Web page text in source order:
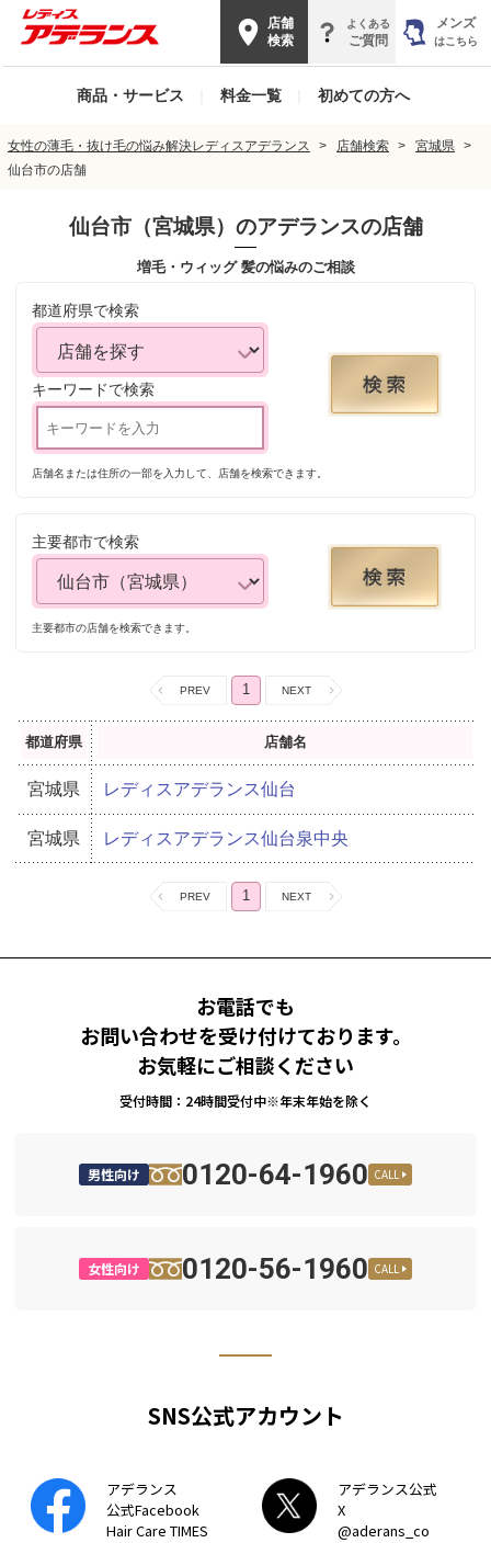
店舗
検索
よくある
ご質問
メンズ
はこちら
商品・サービス 料金一覧 初めての方へ
女性の薄毛・抜け毛の悩み解決レディスアデランス 店舗検索
宮城県
仙台市の店舗
仙台市（宮城県） のアデランスの店舗
増毛・ウィッグ 髪の悩みのご相談
都道府県で検索
キーワードで検索
店舗名または住所の一部を入力して、店舗を検索できます。
主要都市で検索
主要都市の店舗を検索できます。
1
都道府県 店舗名
宮城県 レディスアデランス仙台
宮城県 レディスアデランス仙台泉中央
1
お電話でも
お問い合わせを受け付けております。
お気軽にご相談ください
受付時間：24時間受付中※年末年始を除く
男性向け 0120-64-1960 CALL
女性向け 0120-56-1960 CALL
SNS公式アカウント
アデランス
公式Facebook
Hair Care TIMES
アデランス公式
X
@aderans_co